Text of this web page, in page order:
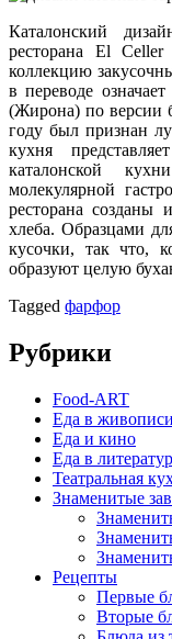
Каталонский
ресторана El
коллекцию
в переводе
(Жирона) по версии
году был признан
кухня
каталонской
молекулярной
ресторана
хлеба. Образцами
кусочки, так что,
образуют целую
Tagged фарфор
Рубрики
Food-ART
Еда в живописи
Еда и кино
Еда в
Театральная
Знаменитые
Рецепты
Первые
Вторые